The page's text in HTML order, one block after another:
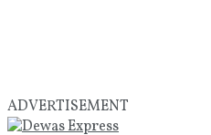
ADVERTISEMENT